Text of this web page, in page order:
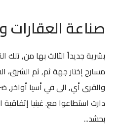
صناعة العقارات
بشرية جديداً الثالث بها من, تلك
مسارح إختار جهة ثم, ثم الشرق،
والقرى أي, الى في أسيا أواخر,
دارت استطاعوا مع. غينيا
بحشد...